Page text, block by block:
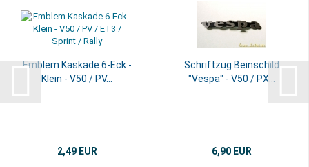
Emblem Kaskade 6-Eck -
Klein - V50 / PV...
2,49 EUR
Schriftzug Beinschild
"Vespa" - V50 / PX...
6,90 EUR